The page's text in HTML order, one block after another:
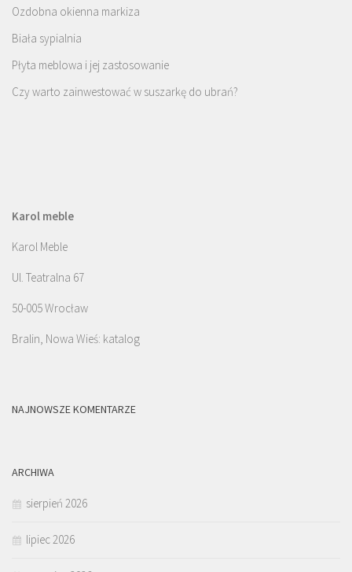
Ozdobna okienna markiza
Biała sypialnia
Płyta meblowa i jej zastosowanie
Czy warto zainwestować w suszarkę do ubrań?
Karol meble
Karol Meble
Ul. Teatralna 67
50-005 Wrocław
Bralin, Nowa Wieś: katalog
NAJNOWSZE KOMENTARZE
ARCHIWA
sierpień 2026
lipiec 2026